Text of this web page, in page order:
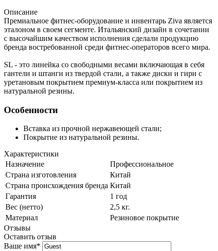
Описание
Премиальное фитнес-оборудование и инвентарь Ziva является
эталоном в своем сегменте. Итальянский дизайн в сочетании
с высочайшим качеством исполнения сделали продукцию
бренда востребованной среди фитнес-операторов всего мира.
SL - это линейка со свободными весами включающая в себя
гантели и штанги из твердой стали, а также диски и гири с
уретановым покрытием премиум-класса или покрытием из
натуральной резины.
Особенности
Вставка из прочной нержавеющей стали;
Покрытие из натуральной резины.
Характеристики
Назначение
Профессиональное
Страна изготовления
Китай
Страна происхождения бренда Китай
Гарантия
1 год
Вес (нетто)
2,5 кг.
Материал
Резиновое покрытие
Отзывы
Оставить отзыв
Ваше имя*